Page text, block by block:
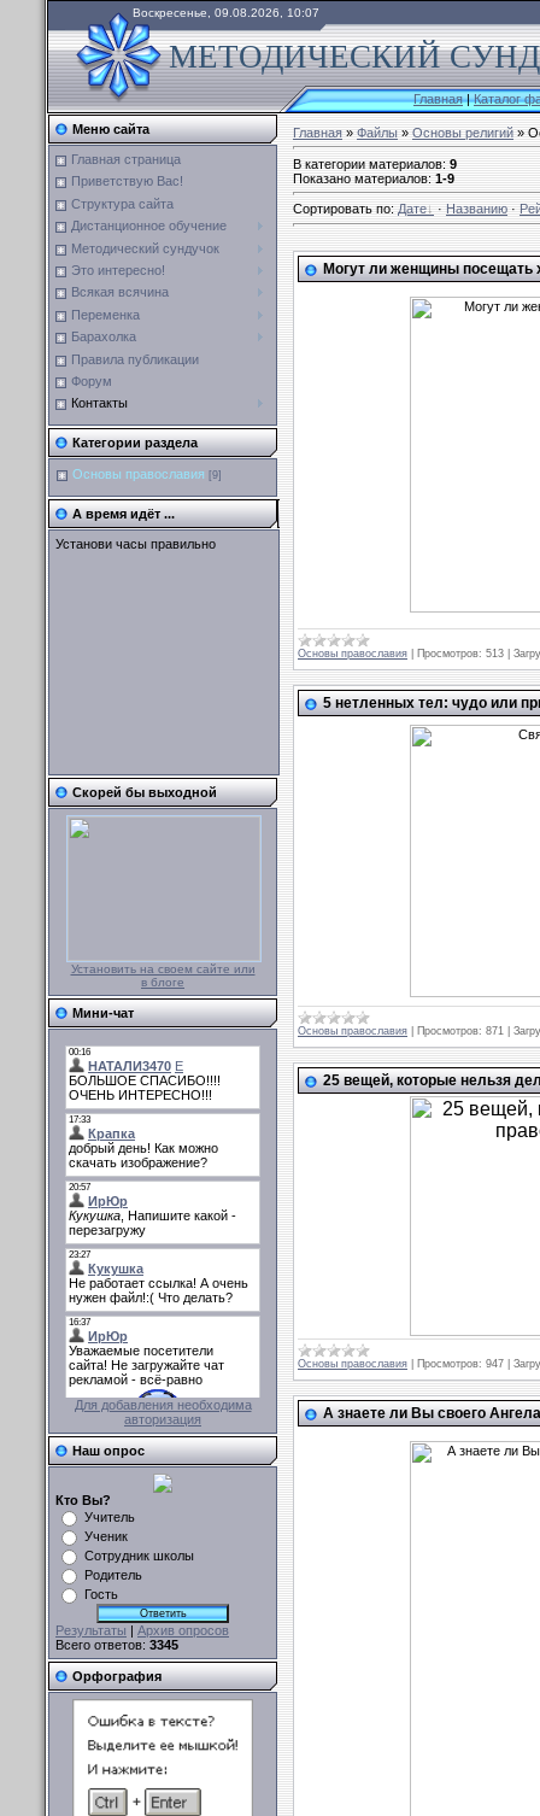
Воскресенье, 09.08.2026, 10:07
МЕТОДИЧЕСКИЙ
Главная|Каталог
Меню сайта
Главная страница
Приветствую Вас!
Структура сайта
Дистанционное обучение
Методический сундучок
Это интересно!
Всякая всячина
Переменка
Барахолка
Правила публикации
Форум
Контакты
Категории раздела
Основы православия [9]
А время идёт ...
Установи часы правильно
Скорей бы выходной
Установить на своем сайте или
в блоге
Мини-чат
Для добавления необходима
авторизация
Наш опрос
Кто Вы?
Учитель
Ученик
Сотрудник школы
Родитель
Гость
Результаты | Архив опросов
Всего ответов: 3345
Орфография
Главная»Файлы»Основы религий»
В категории материалов:9
Показано материалов:1-9
Сортировать по:Дате ·Названию·
Могут ли женщины посещать
Основы православия Просмотров: 513
5 нетленных тел: чудо или
Основы православия Просмотров: 871
25 вещей, которые нельзя
Основы православия Просмотров: 947
А знаете ли Вы своего